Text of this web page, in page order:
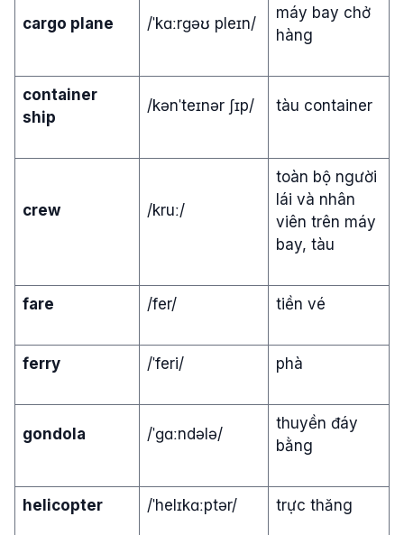
cargo plane /ˈkɑːrɡəʊ pleɪn/
máy bay chở
hàng
container
ship
/kənˈteɪnər ʃɪp/ tàu container
crew /kruː/
toàn bộ người
lái và nhân
viên trên máy
bay, tàu
fare /fer/ tiền vé
ferry /ˈferi/ phà
gondola /ˈɡɑːndələ/
thuyền đáy
bằng
helicopter /ˈhelɪkɑːptər/ trực thăng